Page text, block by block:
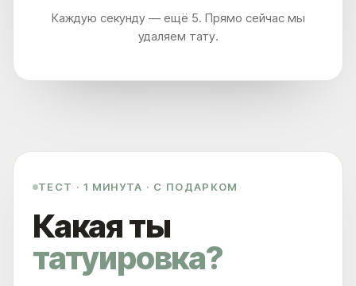
Каждую секунду — ещё 5. Прямо сейчас мы
удаляем тату.
ТЕСТ · 1 МИНУТА · С ПОДАРКОМ
Какая ты
татуировка?